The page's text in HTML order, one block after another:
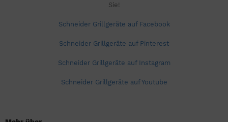
Sie!
Schneider Grillgeräte auf Facebook
Schneider Grillgeräte auf Pinterest
Schneider Grillgeräte auf Instagram
Schneider Grillgeräte auf Youtube